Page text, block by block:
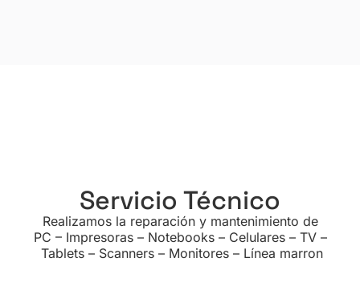
Servicio Técnico
Realizamos la reparación y mantenimiento de
PC – Impresoras – Notebooks – Celulares – TV –
Tablets – Scanners – Monitores – Línea marron